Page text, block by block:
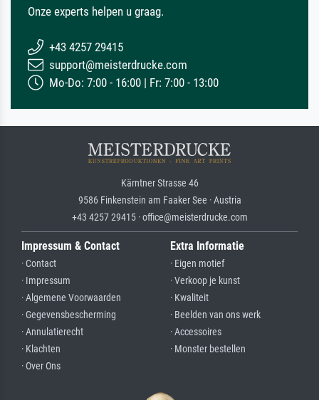
Onze experts helpen u graag.
+43 4257 29415
support@meisterdrucke.com
Mo-Do: 7:00 - 16:00 | Fr: 7:00 - 13:00
Kärntner Strasse 46
9586 Finkenstein am Faaker See · Austria
+43 4257 29415 · office@meisterdrucke.com
Impressum & Contact
· Contact
· Impressum
· Algemene Voorwaarden
· Gegevensbescherming
· Annulatierecht
· Klachten
· Over Ons
Extra Informatie
· Eigen motief
· Verkoop je kunst
· Kwaliteit
· Beelden van ons werk
· Accessoires
· Monster bestellen